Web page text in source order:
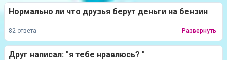
Нормально ли что друзья берут деньги на бензин
82 ответа Развернуть
Друг написал: "я тебе нравлюсь? "